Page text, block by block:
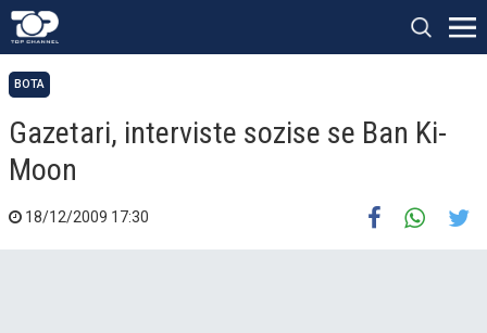
BOTA
Gazetari, interviste sozise se Ban Ki-
Moon
18/12/2009 17:30